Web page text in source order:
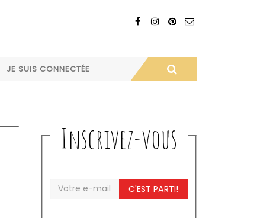
JE SUIS CONNECTÉE
Inscrivez-vous
C'EST PARTI!